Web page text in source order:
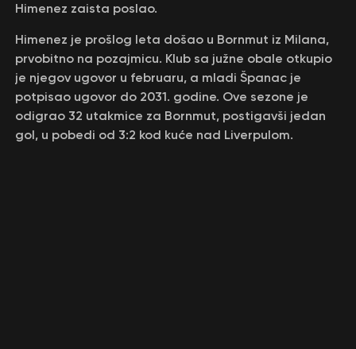
Himenez zaista poslao.
Himenez je prošlog leta došao u Bornmut iz Milana,
prvobitno na pozajmicu. Кlub sa južne obale otkupio
je njegov ugovor u februaru, a mladi Španac je
potpisao ugovor do 2031. godine. Ove sezone je
odigrao 32 utakmice za Bornmut, postigavši jedan
gol, u pobedi od 3:2 kod kuće nad Liverpulom.